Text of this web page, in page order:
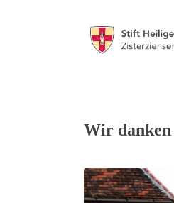
Wir danken